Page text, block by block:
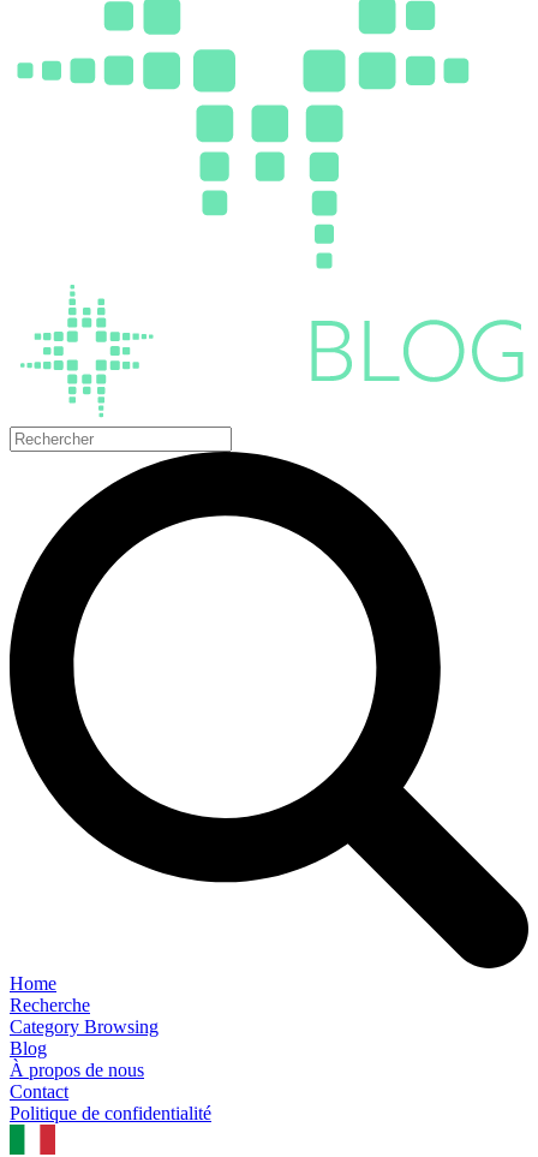
Home
Recherche
Category Browsing
Blog
À propos de nous
Contact
Politique de confidentialité